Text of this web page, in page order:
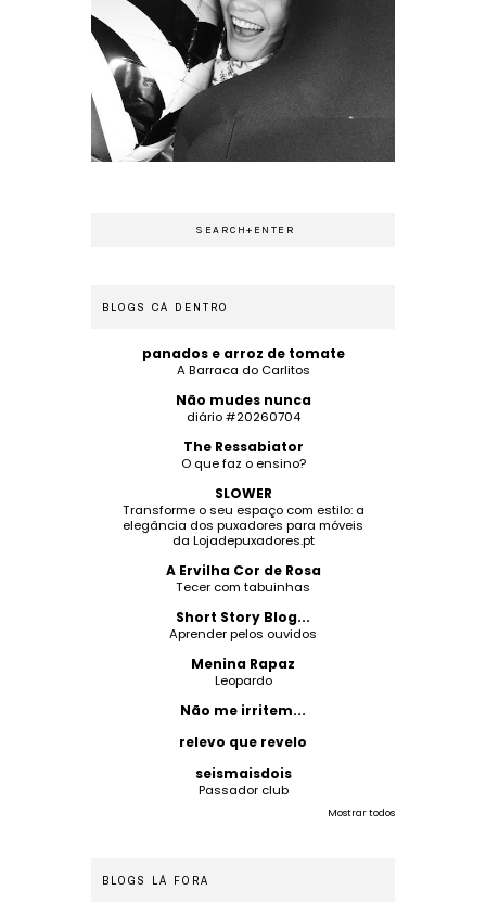
BLOGS CÁ DENTRO
panados e arroz de tomate
A Barraca do Carlitos
Não mudes nunca
diário #20260704
The Ressabiator
O que faz o ensino?
SLOWER
Transforme o seu espaço com estilo: a
elegância dos puxadores para móveis
da Lojadepuxadores.pt
A Ervilha Cor de Rosa
Tecer com tabuinhas
Short Story Blog...
Aprender pelos ouvidos
Menina Rapaz
Leopardo
Não me irritem...
relevo que revelo
seismaisdois
Passador club
Mostrar todos
BLOGS LÁ FORA